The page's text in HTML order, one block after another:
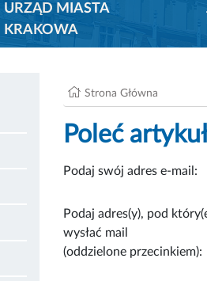
URZĄD MIASTA
KRAKOWA
Strona Główna
Poleć
Podaj swój adres e-mail:
Podaj adres(y), pod
wysłać mail
(oddzielone przecinkiem):